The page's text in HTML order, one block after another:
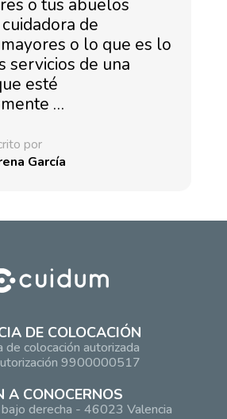
o tus abuelos
de
o lo que es lo
servicios de una
esté
…
por
García
DE COLOCACIÓN
de colocación autorizada
9900000517
A CONOCERNOS
derecha - 46023 Valencia